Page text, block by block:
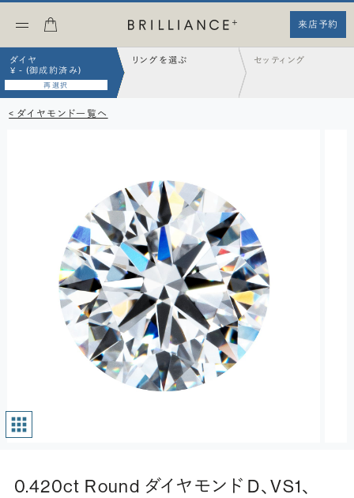
来店予約
ダイヤ
¥ - (御成約済み)
再選択
リングを選ぶ セッティング
< ダイヤモンド一覧へ
0.420ct Round ダイヤモンド D、VS1、